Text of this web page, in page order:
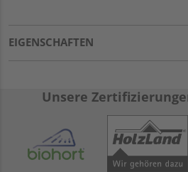
EIGENSCHAFTEN
Unsere